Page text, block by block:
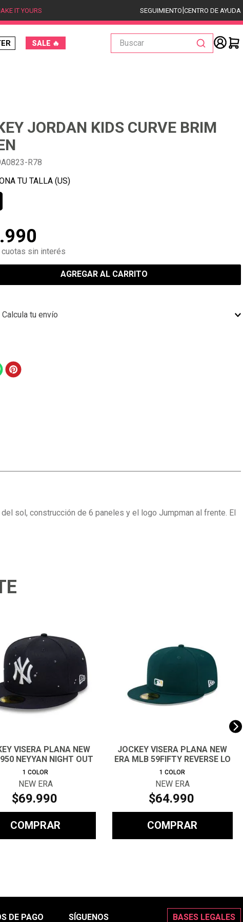
IT YOURS SEGUIMIENTO|CENTRO DE AYUDA
SALE 🔥
Buscar
JORDAN KIDS CURVE BRIM
R78
.990
sin interés
AGREGAR AL CARRITO
Calcula tu envío
sol, construcción de 6 paneles y el logo Jumpman al frente. El
VISERA PLANA NEW
NEYYAN NIGHT OUT
1 COLOR
NEW ERA
$69.990
COMPRAR
JOCKEY VISERA PLANA NEW
ERA MLB 59FIFTY REVERSE LO
1 COLOR
NEW ERA
$64.990
COMPRAR
DE PAGO SÍGUENOS BASES LEGALES